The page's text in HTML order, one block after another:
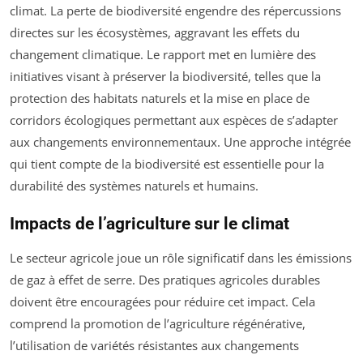
climat. La perte de biodiversité engendre des répercussions
directes sur les écosystèmes, aggravant les effets du
changement climatique. Le rapport met en lumière des
initiatives visant à préserver la biodiversité, telles que la
protection des habitats naturels et la mise en place de
corridors écologiques permettant aux espèces de s’adapter
aux changements environnementaux. Une approche intégrée
qui tient compte de la biodiversité est essentielle pour la
durabilité des systèmes naturels et humains.
Impacts de l’agriculture sur le climat
Le secteur agricole joue un rôle significatif dans les émissions
de gaz à effet de serre. Des pratiques agricoles durables
doivent être encouragées pour réduire cet impact. Cela
comprend la promotion de l’agriculture régénérative,
l’utilisation de variétés résistantes aux changements